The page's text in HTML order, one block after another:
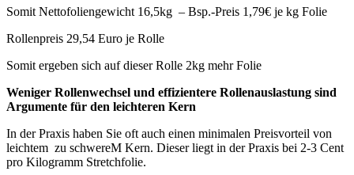
Somit Nettofoliengewicht 16,5kg – Bsp.-Preis 1,79€ je kg Folie
Rollenpreis 29,54 Euro je Rolle
Somit ergeben sich auf dieser Rolle 2kg mehr Folie
Weniger Rollenwechsel und effizientere Rollenauslastung sind
Argumente für den leichteren Kern
In der Praxis haben Sie oft auch einen minimalen Preisvorteil von
leichtem zu schwereM Kern. Dieser liegt in der Praxis bei 2-3 Cent
pro Kilogramm Stretchfolie.